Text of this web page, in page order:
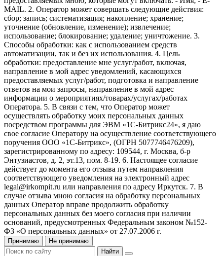
MAIL. 2. Оператор может совершать следующие действия:
сбор; запись; систематизация; накопление; хранение;
уточнение (обновление, изменение); извлечение;
использование; блокирование; удаление; уничтожение. 3.
Способы обработки: как с использованием средств
автоматизации, так и без их использования. 4. Цель
обработки: предоставление мне услуг/работ, включая,
направление в мой адрес уведомлений, касающихся
предоставляемых услуг/работ, подготовка и направление
ответов на мои запросы, направление в мой адрес
информации о мероприятиях/товарах/услугах/работах
Оператора. 5. В связи с тем, что Оператор может
осуществлять обработку моих персональных данных
посредством программы для ЭВМ «1С-Битрикс24», я даю
свое согласие Оператору на осуществление соответствующего
поручения ООО «1С-Битрикс», (ОГРН 5077746476209),
зарегистрированному по адресу: 109544, г. Москва, б-р
Энтузиастов, д. 2, эт.13, пом. 8-19. 6. Настоящее согласие
действует до момента его отзыва путем направления
соответствующего уведомления на электронный адрес
legal@irkompit.ru или направления по адресу Иркутск. 7. В
случае отзыва мною согласия на обработку персональных
данных Оператор вправе продолжить обработку
персональных данных без моего согласия при наличии
оснований, предусмотренных Федеральным законом №152-
ФЗ «О персональных данных» от 27.07.2006 г.
Принимаю
Не принимаю
Найти